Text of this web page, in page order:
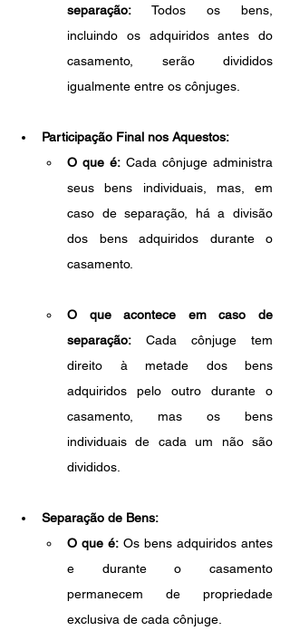
separação: Todos os bens,
incluindo os adquiridos antes do
casamento, serão divididos
igualmente entre os cônjuges.
Participação Final nos Aquestos:
O que é: Cada cônjuge administra
seus bens individuais, mas, em
caso de separação, há a divisão
dos bens adquiridos durante o
casamento.
O que acontece em caso de
separação: Cada cônjuge tem
direito à metade dos bens
adquiridos pelo outro durante o
casamento, mas os bens
individuais de cada um não são
divididos.
Separação de Bens:
O que é: Os bens adquiridos antes
e durante o casamento
permanecem de propriedade
exclusiva de cada cônjuge.